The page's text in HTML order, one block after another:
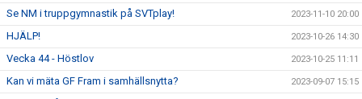
Se NM i truppgymnastik på SVTplay! 2023-11-10 20:00
HJÄLP! 2023-10-26 14:30
Vecka 44 - Höstlov 2023-10-25 11:11
Kan vi mäta GF Fram i samhällsnytta? 2023-09-07 15:15